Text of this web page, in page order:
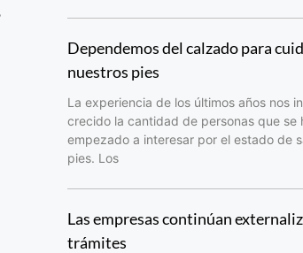
Dependemos del calzado para
nuestros pies
La experiencia de los últimos años nos
crecido la cantidad de personas que se
empezado a interesar por el estado de
pies. Los
Las empresas continúan
trámites